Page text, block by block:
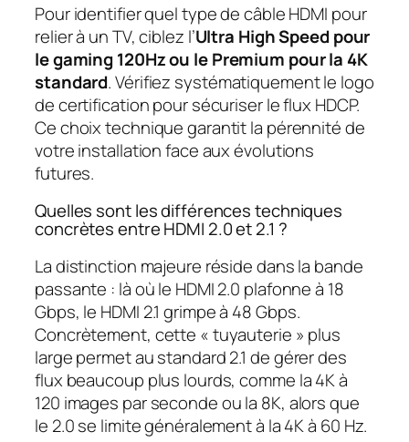
Pour identifier quel type de câble HDMI pour
relier à un TV, ciblez l’Ultra High Speed pour
le gaming 120Hz ou le Premium pour la 4K
standard. Vérifiez systématiquement le logo
de certification pour sécuriser le flux HDCP.
Ce choix technique garantit la pérennité de
votre installation face aux évolutions
futures.
Quelles sont les différences techniques
concrètes entre HDMI 2.0 et 2.1 ?
La distinction majeure réside dans la bande
passante : là où le HDMI 2.0 plafonne à 18
Gbps, le HDMI 2.1 grimpe à 48 Gbps.
Concrètement, cette « tuyauterie » plus
large permet au standard 2.1 de gérer des
flux beaucoup plus lourds, comme la 4K à
120 images par seconde ou la 8K, alors que
le 2.0 se limite généralement à la 4K à 60 Hz.